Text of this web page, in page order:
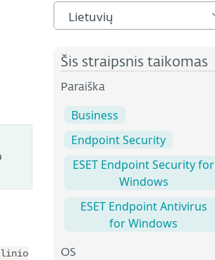
Lietuvių
Šis straipsnis taikomas
Paraiška
Business
Endpoint Security
ESET Endpoint Security for
Windows
ESET Endpoint Antivirus
for Windows
OS